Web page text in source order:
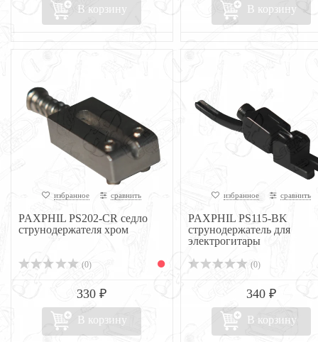
В корзину В корзину
избранное сравнить
PAXPHIL PS202-CR седло
струнодержателя хром
(0)
330 ₽
В корзину
избранное сравнить
PAXPHIL PS115-BK
струнодержатель для
электрогитары
(0)
340 ₽
В корзину